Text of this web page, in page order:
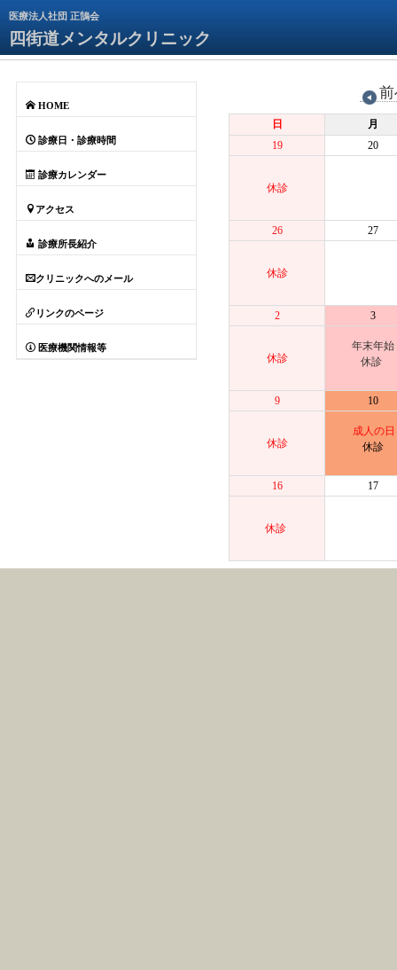
医療法人社団 正鵠会
四街道メンタルクリニック
日
月
19
20
休診
26 27
休診
2 3
休診
年末年始
休診
9 10
休診
成人の日
休診
16 17
休診
HOME
診療日・診療時間
診療カレンダー
アクセス
診療所長紹介
クリニックへのメール
リンクのページ
医療機関情報等